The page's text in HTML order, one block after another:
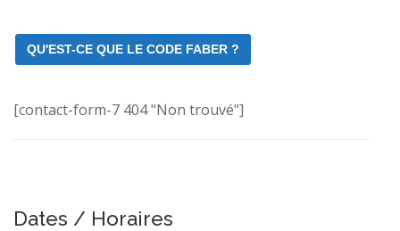
QU'EST-CE QUE LE CODE FABER ?
[contact-form-7 404 "Non trouvé"]
Dates / Horaires